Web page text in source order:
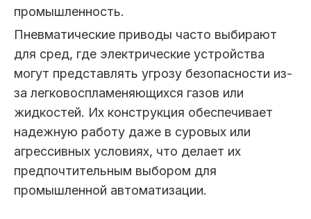
промышленность.
Пневматические приводы часто выбирают
для сред, где электрические устройства
могут представлять угрозу безопасности из-
за легковоспламеняющихся газов или
жидкостей. Их конструкция обеспечивает
надежную работу даже в суровых или
агрессивных условиях, что делает их
предпочтительным выбором для
промышленной автоматизации.